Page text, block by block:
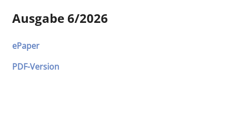
Ausgabe 6/2026
ePaper
PDF-Version